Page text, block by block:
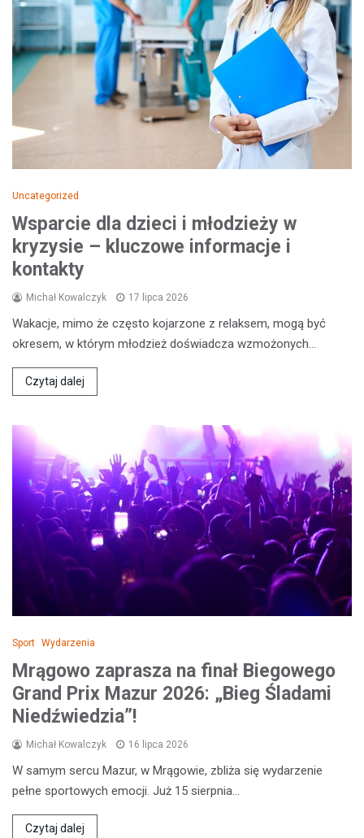
Uncategorized
Wsparcie dla dzieci i młodzieży w
kryzysie – kluczowe informacje i
kontakty
Michał Kowalczyk 17 lipca 2026
Wakacje, mimo że często kojarzone z relaksem, mogą być
okresem, w którym młodzież doświadcza wzmożonych…
Czytaj dalej
Sport Wydarzenia
Mrągowo zaprasza na finał Biegowego
Grand Prix Mazur 2026: „Bieg Śladami
Niedźwiedzia”!
Michał Kowalczyk 16 lipca 2026
W samym sercu Mazur, w Mrągowie, zbliża się wydarzenie
pełne sportowych emocji. Już 15 sierpnia…
Czytaj dalej